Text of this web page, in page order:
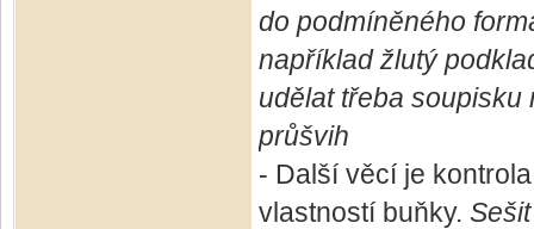
do podmíněného
například žlutý
udělat třeba
průšvih
- Další věcí je
vlastností buňky.